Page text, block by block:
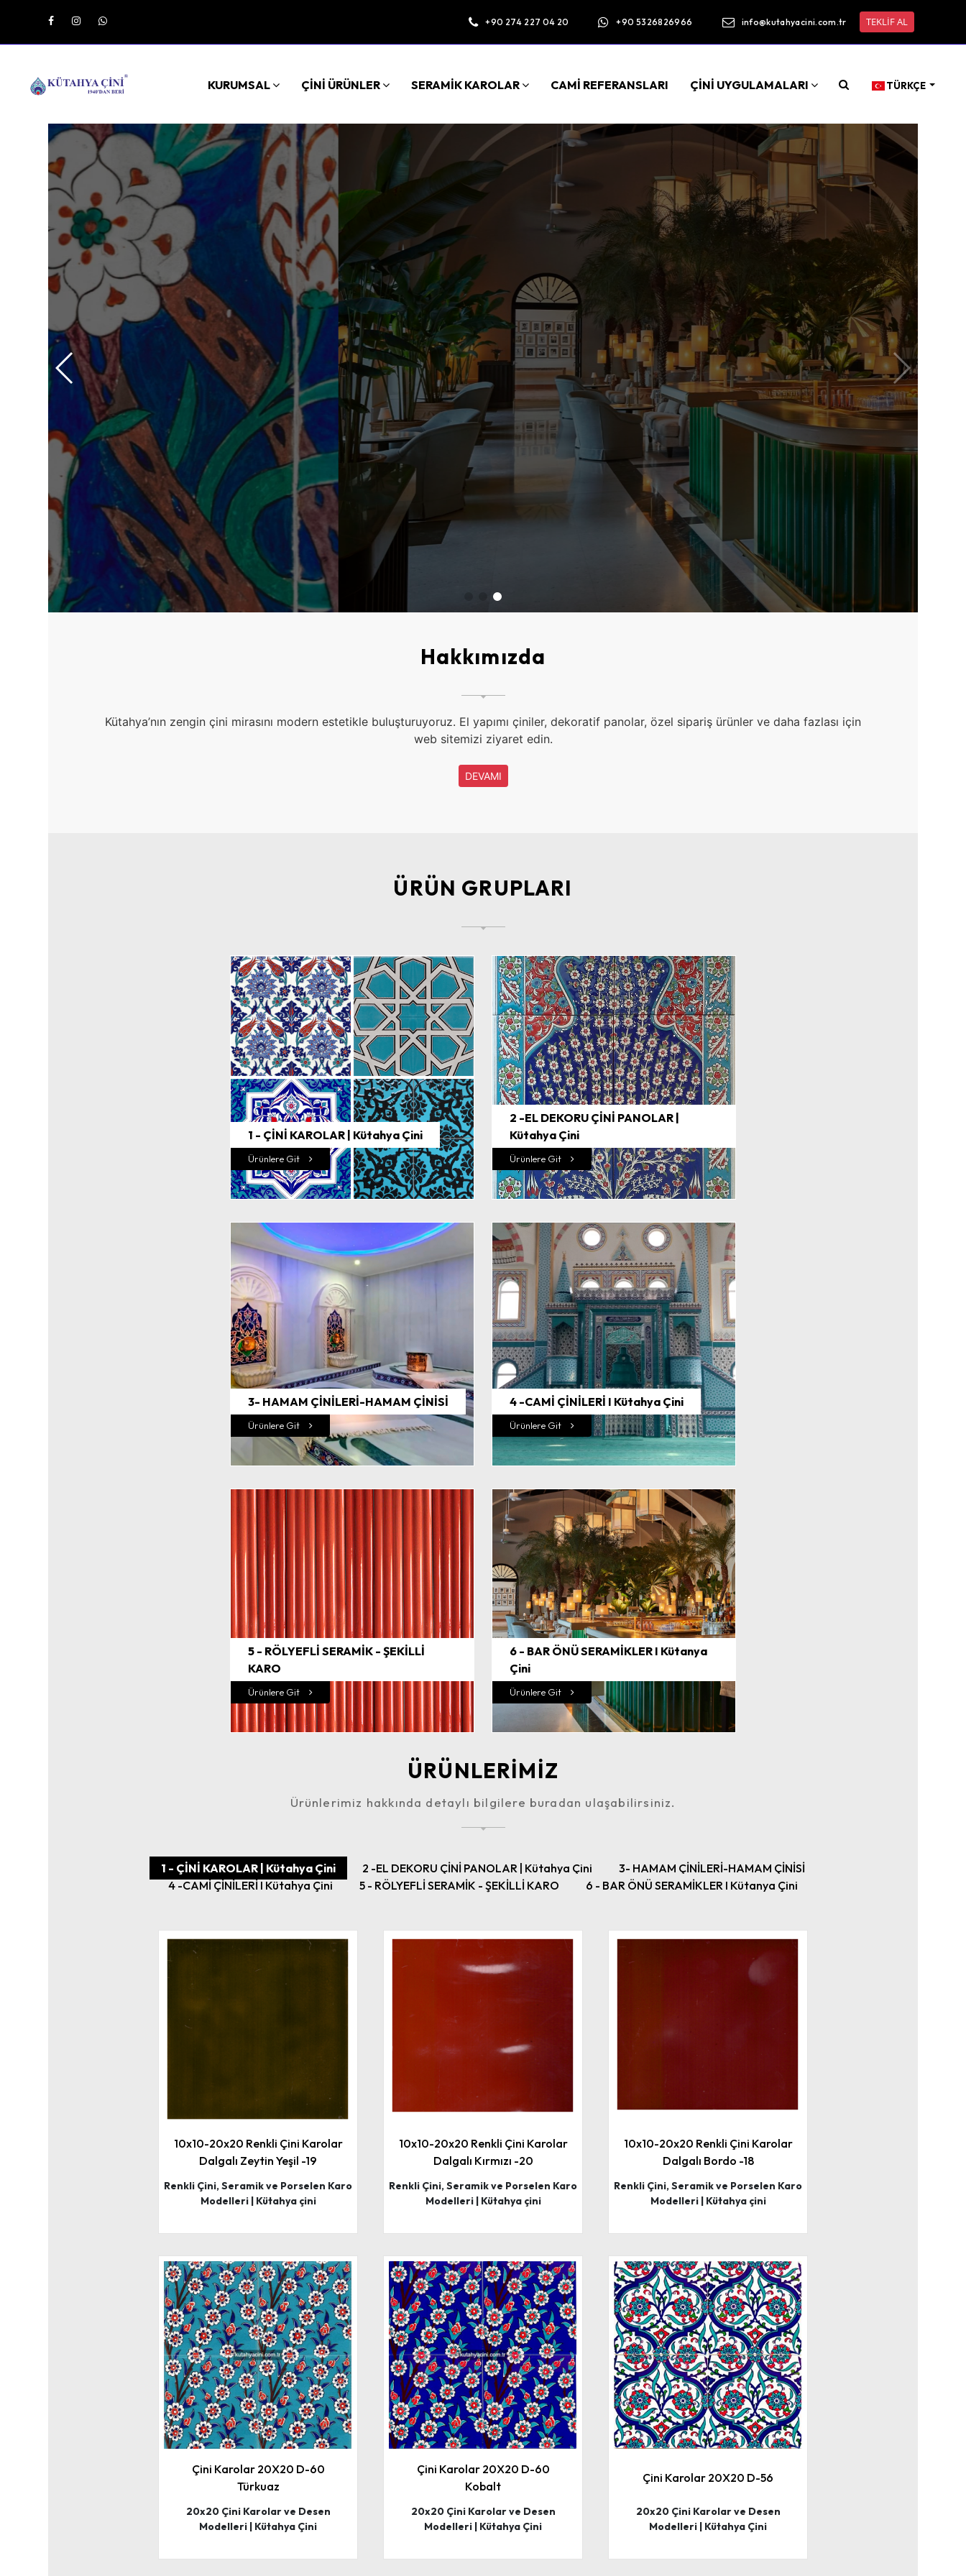
+90 274 227 04 20 +90 5326826966 info@kutahyacini.com.tr TEKLİF AL
KURUMSAL ÇİNİ ÜRÜNLER SERAMİK KAROLAR CAMİ REFERANSLARI ÇİNİ UYGULAMALARI TÜRKÇE
Bar Önü Seramikleri
Cafe, restaurant ve otel projelerinizde çininin göz alıcı
çalışmalar
Hakkımızda
Kütahya’nın zengin çini mirasını modern estetikle buluşturuyoruz. El yapımı çiniler, dekoratif panolar, özel sipariş ürünler ve daha fazlası için
web sitemizi ziyaret edin.
DEVAMI
ÜRÜN GRUPLARI
1 - ÇİNİ KAROLAR | Kütahya Çini
Ürünlere Git
2 -EL DEKORU ÇİNİ PANOLAR |
Kütahya Çini
Ürünlere Git
3- HAMAM ÇİNİLERİ-HAMAM ÇİNİSİ
Ürünlere Git
4 -CAMİ ÇİNİLERİ I Kütahya Çini
Ürünlere Git
5 - RÖLYEFLİ SERAMİK - ŞEKİLLİ
KARO
Ürünlere Git
6 - BAR ÖNÜ SERAMİKLER I Kütanya
Çini
Ürünlere Git
ÜRÜNLERİMİZ
Ürünlerimiz hakkında detaylı bilgilere buradan ulaşabilirsiniz.
1 - ÇİNİ KAROLAR | Kütahya Çini 2 -EL DEKORU ÇİNİ PANOLAR | Kütahya Çini
3- HAMAM ÇİNİLERİ-HAMAM ÇİNİSİ
4 -CAMİ ÇİNİLERİ I Kütahya Çini
5 - RÖLYEFLİ SERAMİK - ŞEKİLLİ KARO 6 - BAR ÖNÜ SERAMİKLER I Kütanya Çini
10x10-20x20 Renkli Çini Karolar
Dalgalı Zeytin Yeşil -19
Renkli Çini, Seramik ve Porselen Karo
Modelleri | Kütahya çini
10x10-20x20 Renkli Çini Karolar
Dalgalı Kırmızı -20
Renkli Çini, Seramik ve Porselen Karo
Modelleri | Kütahya çini
10x10-20x20 Renkli Çini Karolar
Dalgalı Bordo -18
Renkli Çini, Seramik ve Porselen Karo
Modelleri | Kütahya çini
Çini Karolar 20X20 D-60
Türkuaz
20x20 Çini Karolar ve Desen
Modelleri | Kütahya Çini
Çini Karolar 20X20 D-60
Kobalt
20x20 Çini Karolar ve Desen
Modelleri | Kütahya Çini
Çini Karolar 20X20 D-56
20x20 Çini Karolar ve Desen
Modelleri | Kütahya Çini